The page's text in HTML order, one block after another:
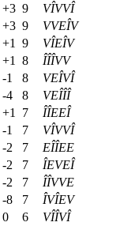
+3 9 VÎVVÎ
+3 9 VVEÎV
+1 9 VÎEÎV
+1 8 ÎÎÎVV
-1 8 VEÎVÎ
-4 8 VEÎÎÎ
+1 7 ÎÎEEÎ
-1 7 VÎVVÎ
-2 7 EÎÎEE
-2 7 ÎEVEÎ
-2 7 ÎÎVVE
-8 7 ÎVÎEV
0 6 VÎÎVÎ